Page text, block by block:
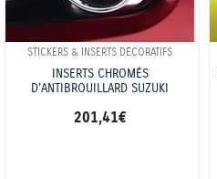
STICKERS & INSERTS DÉCORATIFS
INSERTS CHROMÉS
D'ANTIBROUILLARD SUZUKI
201,41 €